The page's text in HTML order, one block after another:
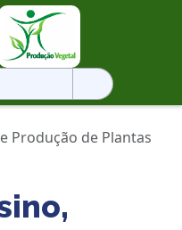
Produção de Plantas